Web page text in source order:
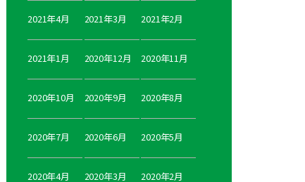
2021年4月 2021年3月 2021年2月
2021年1月 2020年12月 2020年11月
2020年10月 2020年9月 2020年8月
2020年7月 2020年6月 2020年5月
2020年4月 2020年3月 2020年2月